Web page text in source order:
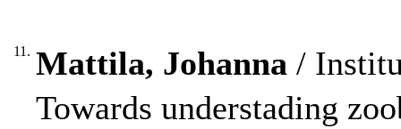
11. Mattila, Johanna /
Towards understading